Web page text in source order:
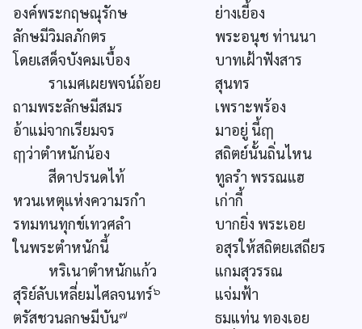
องค์พระกฤษณุรักษ
ย่างเยี้อง
ลักษมีวิมลภักตร
พระอนุช ท่านนา
โดยเสด็จบังคมเบื้อง
บาทเฝ้าฟังสาร
ราเมศเผยพจน์ถ้อย
สุนทร
ถามพระลักษมีสมร
เพราะพร้อง
อ้าแม่จากเรียมจร
มาอยู่ นี้ฤๅ
ฤๅว่าตำหนักน้อง
สถิตย์นั้นถิ่นไหน
สีดาปรนดไท้
ทูลรำ พรรณแฮ
หวนเหตุแห่งความรกำ
เก่ากี้
รทมทนทุกข์เทวศลำ
บากยิ่ง พระเอย
ในพระตำหนักนี้
อสุรให้สถิตยเสถียร
หริเนาตำหนักแก้ว
แกมสุวรรณ
สุริย์ลับเหลี่ยมไศลจนทร์๖
แจ่มฟ้า
ตรัสชวนลกษมีบัน๗
ธมแท่น ทองเอย